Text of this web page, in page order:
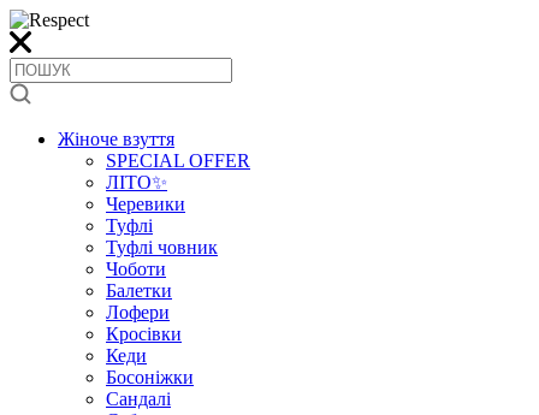
Жіноче взуття
SPECIAL OFFER
ЛІТО✨
Черевики
Туфлі
Туфлі човник
Чоботи
Балетки
Лофери
Кросівки
Кеди
Босоніжки
Сандалі